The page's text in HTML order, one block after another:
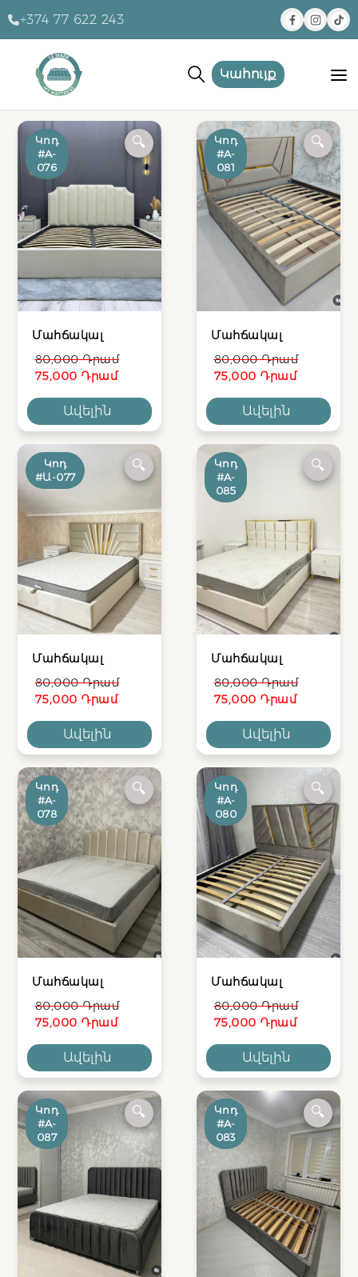
+374 77 622 243
Կահույք
🔍
Կոդ
#A-
076
Մահճակալ
80,000 Դրամ
75,000 Դրամ
Ավելին
🔍
Կոդ
#A-
081
Մահճակալ
80,000 Դրամ
75,000 Դրամ
Ավելին
🔍
Կոդ
#Ա-077
Մահճակալ
80,000 Դրամ
75,000 Դրամ
Ավելին
🔍
Կոդ
#A-
085
Մահճակալ
80,000 Դրամ
75,000 Դրամ
Ավելին
🔍
Կոդ
#A-
078
Մահճակալ
80,000 Դրամ
75,000 Դրամ
Ավելին
🔍
Կոդ
#A-
080
Մահճակալ
80,000 Դրամ
75,000 Դրամ
Ավելին
🔍
Կոդ
#A-
087
🔍
Կոդ
#A-
083